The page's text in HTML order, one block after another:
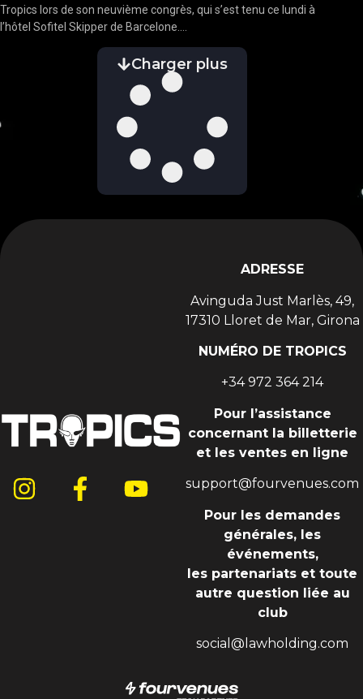
Tropics lors de son neuvième congrès, qui s’est tenu ce lundi à
l’hôtel Sofitel Skipper de Barcelone....
Charger plus
ADRESSE
Avinguda Just Marlès, 49,
17310 Lloret de Mar, Girona
NUMÉRO DE TROPICS
+34 972 364 214
Pour l’assistance
concernant la billetterie
et les ventes en ligne
support@fourvenues.com
Pour les demandes
générales, les
événements,
les partenariats et toute
autre question liée au
club
social@lawholding.com